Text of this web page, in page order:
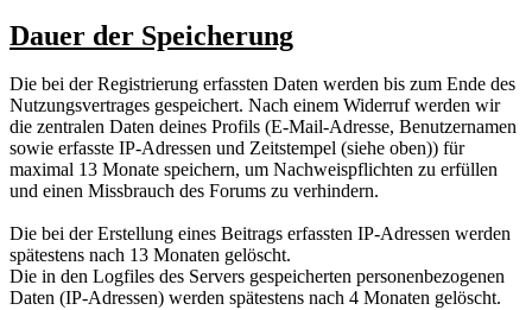
Dauer der Speicherung
Die bei der Registrierung erfassten Daten werden bis zum Ende des
Nutzungsvertrages gespeichert. Nach einem Widerruf werden wir
die zentralen Daten deines Profils (E-Mail-Adresse, Benutzernamen
sowie erfasste IP-Adressen und Zeitstempel (siehe oben)) für
maximal 13 Monate speichern, um Nachweispflichten zu erfüllen
und einen Missbrauch des Forums zu verhindern.
Die bei der Erstellung eines Beitrags erfassten IP-Adressen werden
spätestens nach 13 Monaten gelöscht.
Die in den Logfiles des Servers gespeicherten personenbezogenen
Daten (IP-Adressen) werden spätestens nach 4 Monaten gelöscht.